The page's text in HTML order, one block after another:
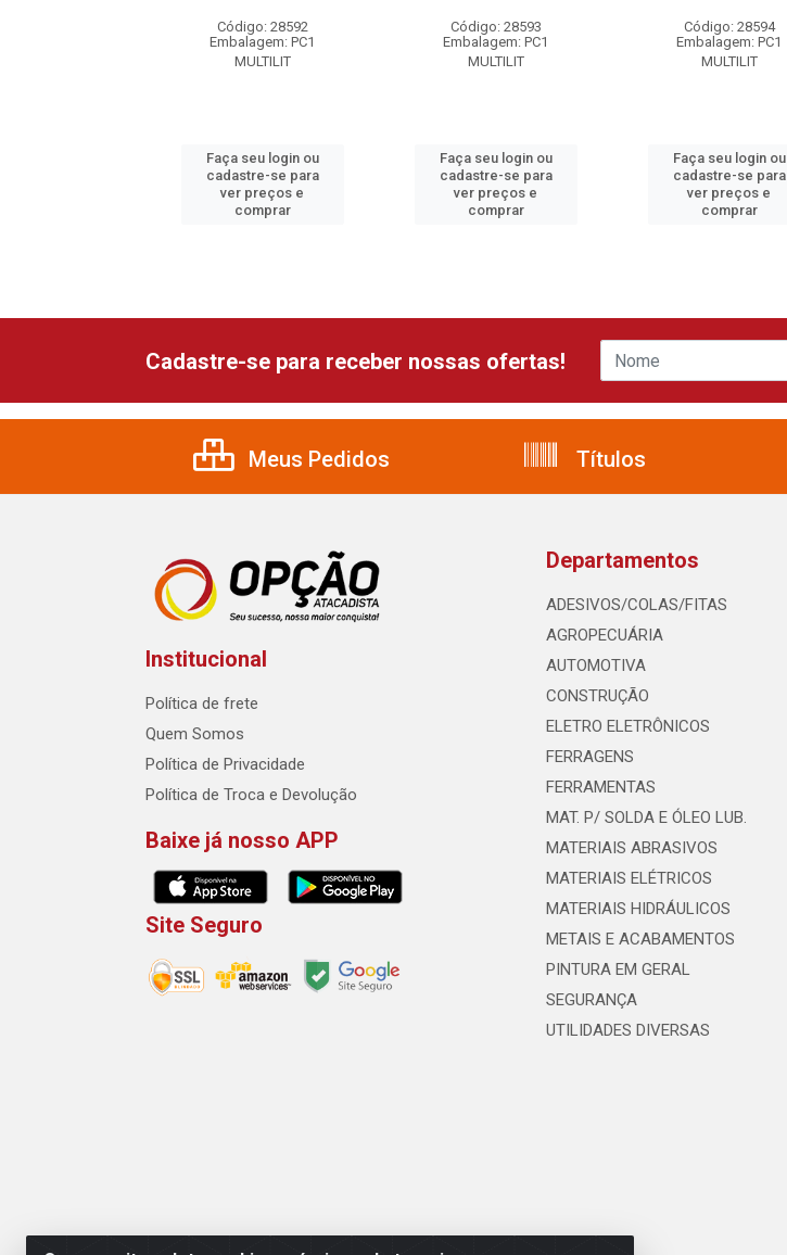
Código: 28592
Embalagem: PC1
MULTILIT
Faça seu login ou
cadastre-se para
ver preços e
comprar
Código: 28593
Embalagem: PC1
MULTILIT
Faça seu login ou
cadastre-se para
ver preços e
comprar
Código: 28594
Embalagem: PC1
MULTILIT
Faça seu login ou
cadastre-se para
ver preços e
comprar
Cadastre-se para receber nossas ofertas!
Meus Pedidos Títulos
Institucional
Política de frete
Quem Somos
Política de Privacidade
Política de Troca e Devolução
Baixe já nosso APP
Site Seguro
Departamentos
ADESIVOS/COLAS/FITAS
AGROPECUÁRIA
AUTOMOTIVA
CONSTRUÇÃO
ELETRO ELETRÔNICOS
FERRAGENS
FERRAMENTAS
MAT. P/ SOLDA E ÓLEO LUB.
MATERIAIS ABRASIVOS
MATERIAIS ELÉTRICOS
MATERIAIS HIDRÁULICOS
METAIS E ACABAMENTOS
PINTURA EM GERAL
SEGURANÇA
UTILIDADES DIVERSAS